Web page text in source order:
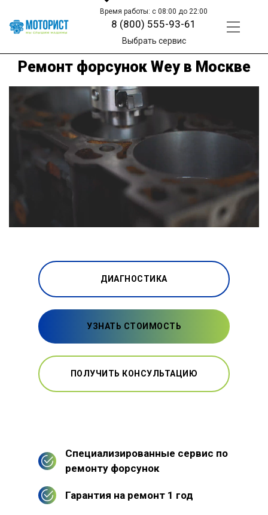
Время работы: с 08:00 до 22:00
8 (800) 555-93-61
Выбрать сервис
Ремонт форсунок Wey в Москве
ДИАГНОСТИКА
УЗНАТЬ СТОИМОСТЬ
ПОЛУЧИТЬ КОНСУЛЬТАЦИЮ
Специализированные сервис по
ремонту форсунок
Гарантия на ремонт 1 год